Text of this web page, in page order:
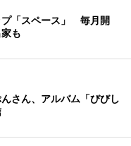
プ「スペース」 毎月開
も
さん、アルバム「びびし